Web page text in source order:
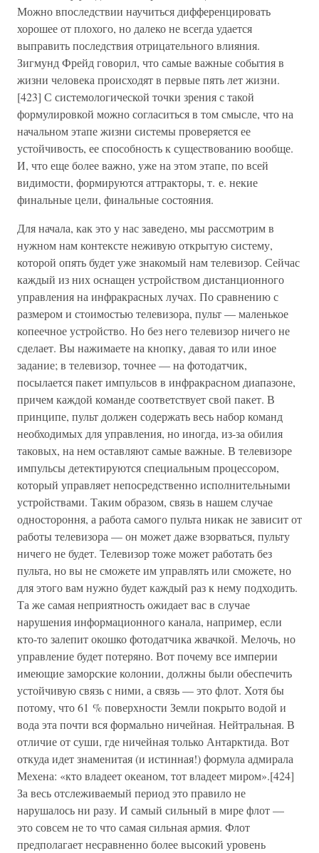
Можно впоследствии научиться дифференцировать
хорошее от плохого, но далеко не всегда удается
выправить последствия отрицательного влияния.
Зигмунд Фрейд говорил, что самые важные события в
жизни человека происходят в первые пять лет жизни.
[423] С системологической точки зрения с такой
формулировкой можно согласиться в том смысле, что на
начальном этапе жизни системы проверяется ее
устойчивость, ее способность к существованию вообще.
И, что еще более важно, уже на этом этапе, по всей
видимости, формируются аттракторы, т. е. некие
финальные цели, финальные состояния.
Для начала, как это у нас заведено, мы рассмотрим в
нужном нам контексте неживую открытую систему,
которой опять будет уже знакомый нам телевизор. Сейчас
каждый из них оснащен устройством дистанционного
управления на инфракрасных лучах. По сравнению с
размером и стоимостью телевизора, пульт — маленькое
копеечное устройство. Но без него телевизор ничего не
сделает. Вы нажимаете на кнопку, давая то или иное
задание; в телевизор, точнее — на фотодатчик,
посылается пакет импульсов в инфракрасном диапазоне,
причем каждой команде соответствует свой пакет. В
принципе, пульт должен содержать весь набор команд
необходимых для управления, но иногда, из-за обилия
таковых, на нем оставляют самые важные. В телевизоре
импульсы детектируются специальным процессором,
который управляет непосредственно исполнительными
устройствами. Таким образом, связь в нашем случае
одностороння, а работа самого пульта никак не зависит от
работы телевизора — он может даже взорваться, пульту
ничего не будет. Телевизор тоже может работать без
пульта, но вы не сможете им управлять или сможете, но
для этого вам нужно будет каждый раз к нему подходить.
Та же самая неприятность ожидает вас в случае
нарушения информационного канала, например, если
кто-то залепит окошко фотодатчика жвачкой. Мелочь, но
управление будет потеряно. Вот почему все империи
имеющие заморские колонии, должны были обеспечить
устойчивую связь с ними, а связь — это флот. Хотя бы
потому, что 61 % поверхности Земли покрыто водой и
вода эта почти вся формально ничейная. Нейтральная. В
отличие от суши, где ничейная только Антарктида. Вот
откуда идет знаменитая (и истинная!) формула адмирала
Мехена: «кто владеет океаном, тот владеет миром».[424]
За весь отслеживаемый период это правило не
нарушалось ни разу. И самый сильный в мире флот —
это совсем не то что самая сильная армия. Флот
предполагает несравненно более высокий уровень